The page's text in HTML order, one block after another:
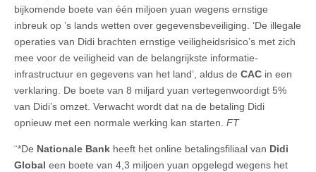
bijkomende boete van één miljoen yuan wegens ernstige
inbreuk op ’s lands wetten over gegevensbeveiliging. ‘De illegale
operaties van Didi brachten ernstige veiligheidsrisico’s met zich
mee voor de veiligheid van de belangrijkste informatie-
infrastructuur en gegevens van het land’, aldus de CAC in een
verklaring. De boete van 8 miljard yuan vertegenwoordigt 5%
van Didi’s omzet. Verwacht wordt dat na de betaling Didi
opnieuw met een normale werking kan starten. FT
¨*De Nationale Bank heeft het online betalingsfiliaal van Didi
Global een boete van 4,3 miljoen yuan opgelegd wegens het